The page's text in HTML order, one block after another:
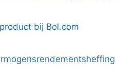
bij Bol.com